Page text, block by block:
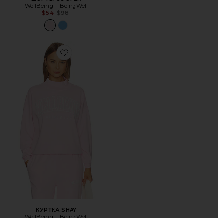
WellBeing + BeingWell
$54 Previous price:
$98
Favorite КУРТКА SHAY
КУРТКА SHAY
WellBeing + BeingWell